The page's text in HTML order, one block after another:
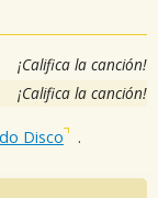
¡Califica la canción!
¡Califica la canción!
Disco .